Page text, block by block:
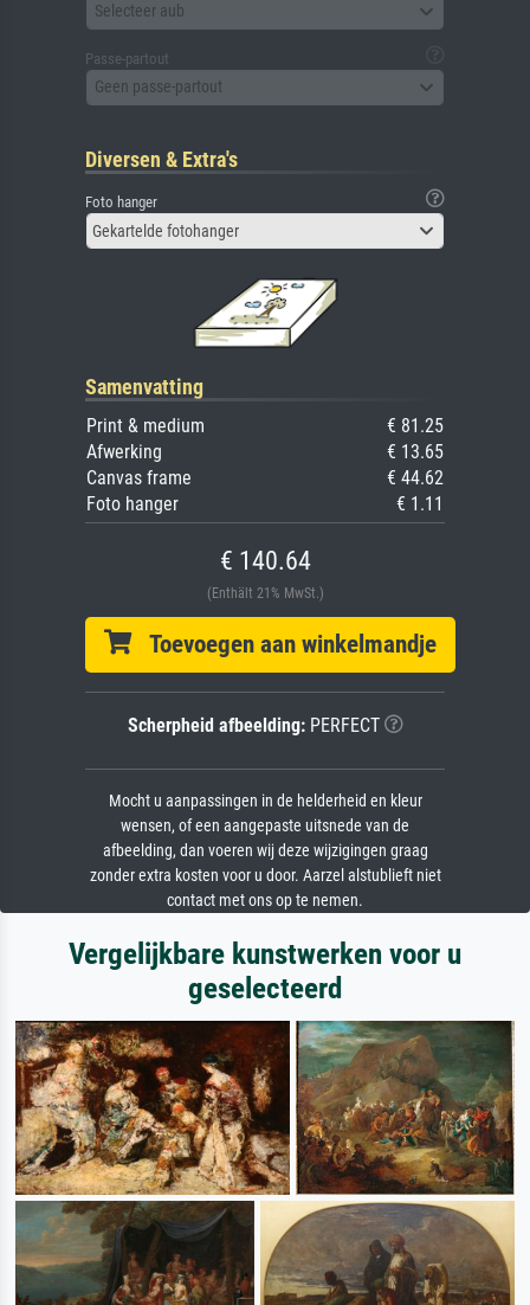
Selecteer aub
Passe-partout
Geen passe-partout
Diversen & Extra's
Foto hanger
Gekartelde fotohanger
Samenvatting
Print & medium
€ 81.25
Afwerking
€ 13.65
Canvas frame
€ 44.62
Foto hanger
€ 1.11
€ 140.64
(Enthält 21% MwSt.)
Toevoegen aan winkelmandje
Scherpheid afbeelding:PERFECT
Mocht u aanpassingen in de helderheid en kleur
wensen, of een aangepaste uitsnede van de
afbeelding, dan voeren wij deze wijzigingen graag
zonder extra kosten voor u door. Aarzel alstublieft niet
contact met ons op te nemen.
Vergelijkbare kunstwerken voor u
geselecteerd